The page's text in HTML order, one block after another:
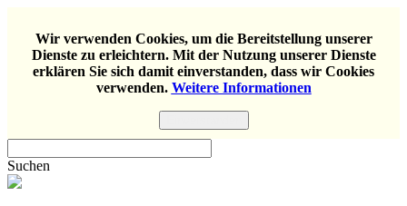
Wir verwenden Cookies, um die Bereitstellung unserer
Dienste zu erleichtern. Mit der Nutzung unserer Dienste
erklären Sie sich damit einverstanden, dass wir Cookies
verwenden. Weitere Informationen
Suchen